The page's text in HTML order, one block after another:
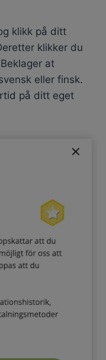
klikk på ditt
klikker du
at
eller finsk.
på ditt eget